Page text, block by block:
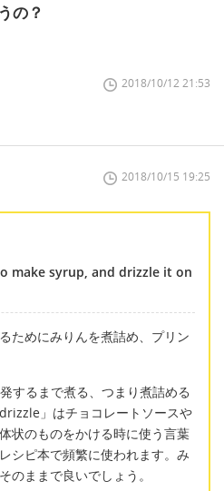
の？
2018/10/12 21:53
2018/10/15 19:25
make syrup, and drizzle it on
ためにみりんを煮詰め、プリン
するまで煮る、つまり煮詰める
」はチョコレートソースや
状のものをかける時に使う言葉
シピ本で頻繁に使われます。み
のままで良いでしょう。